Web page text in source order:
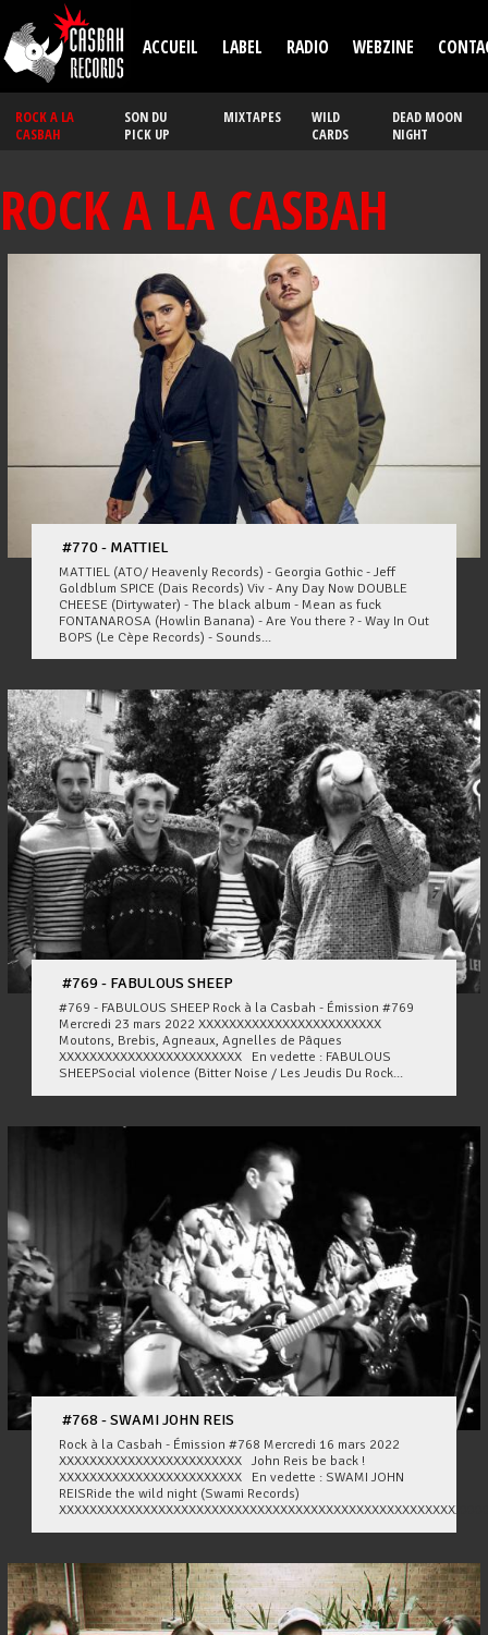
Aller au contenu principal
ACCUEIL LABEL RADIO WEBZINE
ROCK A LA
CASBAH
SON DU
PICK UP
MIXTAPES
WILD
CARDS
DEAD MOON
NIGHT
ROCK A LA CASBAH
#770 - MATTIEL
MATTIEL (ATO/ Heavenly Records) - Georgia Gothic - Jeff
Goldblum SPICE (Dais Records) Viv - Any Day Now DOUBLE
CHEESE (Dirtywater) - The black album - Mean as fuck
FONTANAROSA (Howlin Banana) - Are You there ? - Way In Out
BOPS (Le Cèpe Records) - Sounds...
#769 - FABULOUS SHEEP
#769 - FABULOUS SHEEP Rock à la Casbah - Émission #769
Mercredi 23 mars 2022 XXXXXXXXXXXXXXXXXXXXXXXX
Moutons, Brebis, Agneaux, Agnelles de Pâques
XXXXXXXXXXXXXXXXXXXXXXXX En vedette : FABULOUS
SHEEPSocial violence (Bitter Noise / Les Jeudis Du Rock...
#768 - SWAMI JOHN REIS
Rock à la Casbah - Émission #768 Mercredi 16 mars 2022
XXXXXXXXXXXXXXXXXXXXXXXX John Reis be back !
XXXXXXXXXXXXXXXXXXXXXXXX En vedette : SWAMI JOHN
REISRide the wild night (Swami Records)